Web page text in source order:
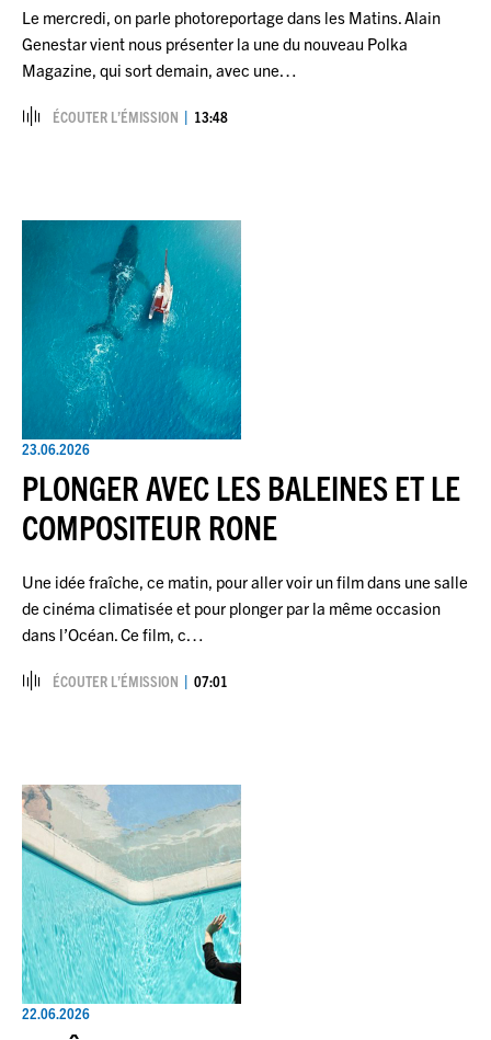
Le mercredi, on parle photoreportage dans les Matins. Alain
Genestar vient nous présenter la une du nouveau Polka
Magazine, qui sort demain, avec une…
ÉCOUTER L’ÉMISSION 13:48
23.06.2026
PLONGER AVEC LES BALEINES ET LE
COMPOSITEUR RONE
Une idée fraîche, ce matin, pour aller voir un film dans une salle
de cinéma climatisée et pour plonger par la même occasion
dans l’Océan. Ce film, c…
ÉCOUTER L’ÉMISSION 07:01
22.06.2026